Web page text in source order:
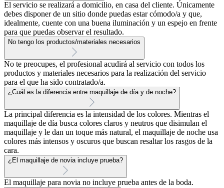
El servicio se realizará a domicilio, en casa del cliente. Únicamente
debes disponer de un sitio donde puedas estar cómodo/a y que,
idealmente, cuente con una buena iluminación y un espejo en frente
para que puedas observar el resultado.
No tengo los productos/materiales necesarios
No te preocupes, el profesional acudirá al servicio con todos los
productos y materiales necesarios para la realización del servicio
para el que ha sido contratado/a.
¿Cuál es la diferencia entre maquillaje de día y de noche?
La principal diferencia es la intensidad de los colores. Mientras el
maquillaje de día busca colores claros y neutros que disimulan el
maquillaje y le dan un toque más natural, el maquillaje de noche usa
colores más intensos y oscuros que buscan resaltar los rasgos de la
cara.
¿El maquillaje de novia incluye prueba?
El maquillaje para novia no incluye prueba antes de la boda.